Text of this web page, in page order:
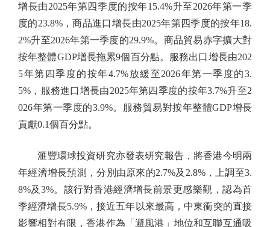
增長由2025年第四季度的按年15.4%升至2026年第一季
度的23.8%，商品進口增長由2025年第四季度的按年18.
2%升至2026年第一季度的29.9%。商品貿易赤字擴大對
按年整體GDP增長拖累9個百分點。服務出口增長由202
5年第四季度的按年4.7%放緩至2026年第一季度的3.
5%，服務進口增長由2025年第四季度的按年3.7%升至2
026年第一季度的3.9%。服務貿易對按年整體GDP增長
貢獻0.1個百分點。
滙豐環球投資研究亦發表研究報告，將香港今明兩
年經濟增長預測，分別由原來的2.7%及2.8%，上調至3.
8%及3%。該行對香港經濟增長前景更感樂觀，認為首
季經濟增長5.9%，接近五年以來最高，中東衝突的直接
影響相對有限，香港作為「避風港」地位和互聯互通吸